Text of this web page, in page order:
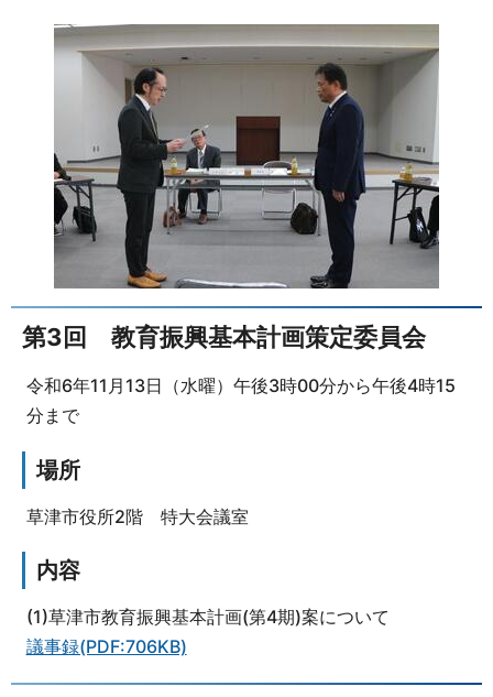
第3回 教育振興基本計画策定委員会
令和6年11月13日（水曜）午後3時00分から午後4時15
分まで
場所
草津市役所2階 特大会議室
内容
(1)草津市教育振興基本計画(第4期)案について
議事録(PDF:706KB)